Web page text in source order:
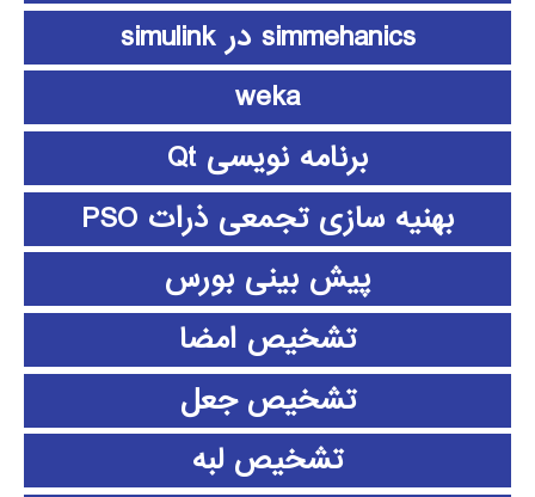
simmehanics در simulink
weka
برنامه نویسی Qt
بهنیه سازی تجمعی ذرات PSO
پیش بینی بورس
تشخیص امضا
تشخیص جعل
تشخیص لبه